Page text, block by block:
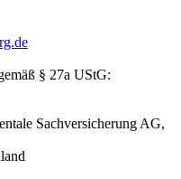
§ 27a UStG:
Sachversicherung AG,